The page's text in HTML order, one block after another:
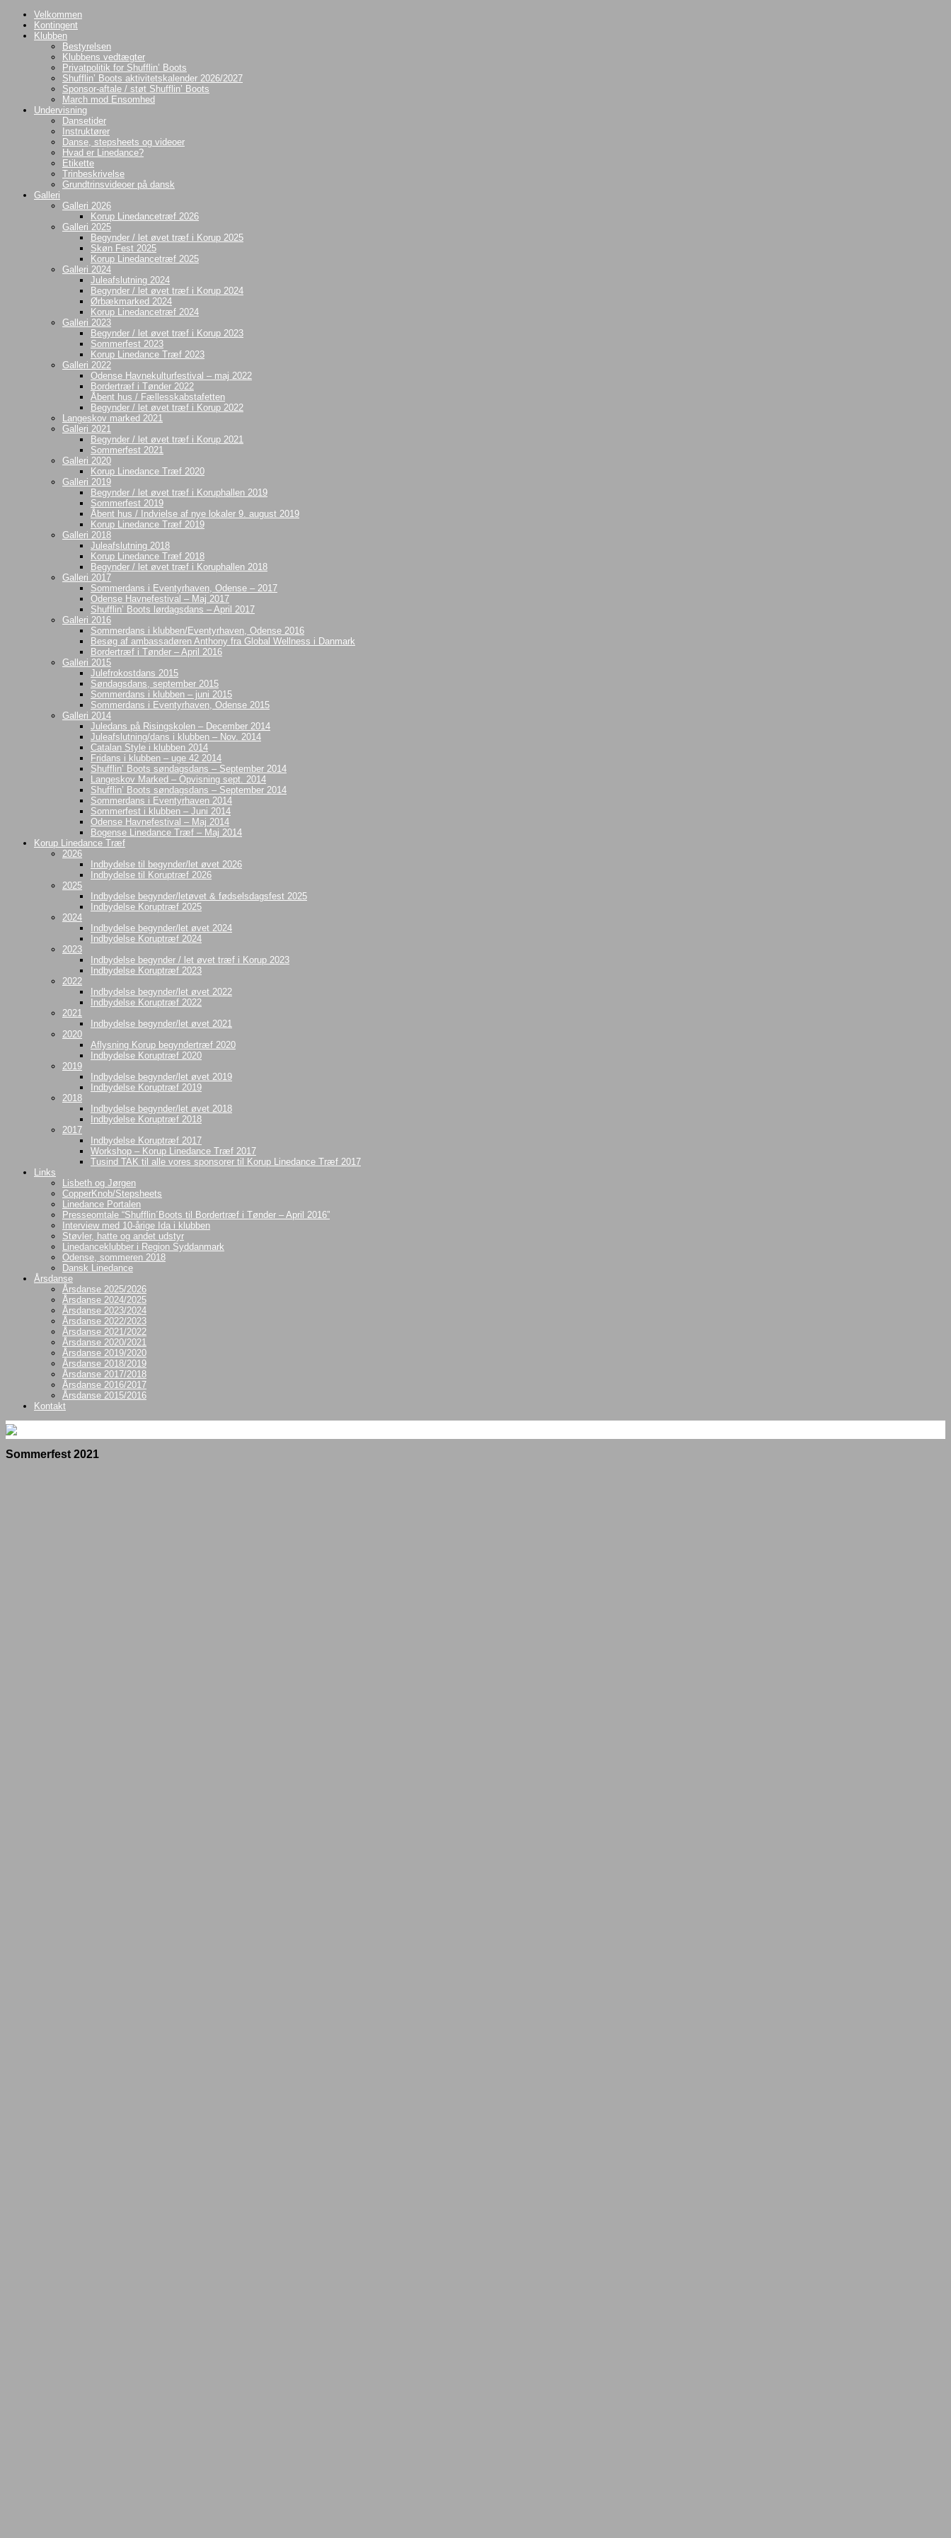
Videre
indhold
Velkommen
Kontingent
Klubben
Bestyrelsen
Klubbens vedtægter
Privatpolitik for Shufflin’ Boots
Shufflin’ Boots aktivitetskalender 2026/2027
Sponsor-aftale / støt Shufflin’ Boots
March mod Ensomhed
Undervisning
Dansetider
Instruktører
Danse, stepsheets og videoer
Hvad er Linedance?
Etikette
Trinbeskrivelse
Grundtrinsvideoer på dansk
Galleri
Galleri 2026
Korup Linedancetræf 2026
Galleri 2025
Begynder / let øvet træf i Korup 2025
Skøn Fest 2025
Korup Linedancetræf 2025
Galleri 2024
Juleafslutning 2024
Begynder / let øvet træf i Korup 2024
Ørbækmarked 2024
Korup Linedancetræf 2024
Galleri 2023
Begynder / let øvet træf i Korup 2023
Sommerfest 2023
Korup Linedance Træf 2023
Galleri 2022
Odense Havnekulturfestival – maj 2022
Bordertræf i Tønder 2022
Åbent hus / Fællesskabstafetten
Begynder / let øvet træf i Korup 2022
Langeskov marked 2021
Galleri 2021
Begynder / let øvet træf i Korup 2021
Sommerfest 2021
Galleri 2020
Korup Linedance Træf 2020
Galleri 2019
Begynder / let øvet træf i Koruphallen 2019
Sommerfest 2019
Åbent hus / Indvielse af nye lokaler 9. august 2019
Korup Linedance Træf 2019
Galleri 2018
Juleafslutning 2018
Korup Linedance Træf 2018
Begynder / let øvet træf i Koruphallen 2018
Galleri 2017
Sommerdans i Eventyrhaven, Odense – 2017
Odense Havnefestival – Maj 2017
Shufflin’ Boots lørdagsdans – April 2017
Galleri 2016
Sommerdans i klubben/Eventyrhaven, Odense 2016
Besøg af ambassadøren Anthony fra Global Wellness i Danmark
Bordertræf i Tønder – April 2016
Galleri 2015
Julefrokostdans 2015
Søndagsdans, september 2015
Sommerdans i klubben – juni 2015
Sommerdans i Eventyrhaven, Odense 2015
Galleri 2014
Juledans på Risingskolen – December 2014
Juleafslutning/dans i klubben – Nov. 2014
Catalan Style i klubben 2014
Fridans i klubben – uge 42 2014
Shufflin’ Boots søndagsdans – September 2014
Langeskov Marked – Opvisning sept. 2014
Shufflin’ Boots søndagsdans – September 2014
Sommerdans i Eventyrhaven 2014
Sommerfest i klubben – Juni 2014
Odense Havnefestival – Maj 2014
Bogense Linedance Træf – Maj 2014
Korup Linedance Træf
2026
Indbydelse til begynder/let øvet 2026
Indbydelse til Koruptræf 2026
2025
Indbydelse begynder/letøvet & fødselsdagsfest 2025
Indbydelse Koruptræf 2025
2024
Indbydelse begynder/let øvet 2024
Indbydelse Koruptræf 2024
2023
Indbydelse begynder / let øvet træf i Korup 2023
Indbydelse Koruptræf 2023
2022
Indbydelse begynder/let øvet 2022
Indbydelse Koruptræf 2022
2021
Indbydelse begynder/let øvet 2021
2020
Aflysning Korup begyndertræf 2020
Indbydelse Koruptræf 2020
2019
Indbydelse begynder/let øvet 2019
Indbydelse Koruptræf 2019
2018
Indbydelse begynder/let øvet 2018
Indbydelse Koruptræf 2018
2017
Indbydelse Koruptræf 2017
Workshop – Korup Linedance Træf 2017
Tusind TAK til alle vores sponsorer til Korup Linedance Træf 2017
Links
Lisbeth og Jørgen
CopperKnob/Stepsheets
Linedance Portalen
Presseomtale “Shufflin´Boots til Bordertræf i Tønder – April 2016”
Interview med 10-årige Ida i klubben
Støvler, hatte og andet udstyr
Linedanceklubber i Region Syddanmark
Odense, sommeren 2018
Dansk Linedance
Årsdanse
Årsdanse 2025/2026
Årsdanse 2024/2025
Årsdanse 2023/2024
Årsdanse 2022/2023
Årsdanse 2021/2022
Årsdanse 2020/2021
Årsdanse 2019/2020
Årsdanse 2018/2019
Årsdanse 2017/2018
Årsdanse 2016/2017
Årsdanse 2015/2016
Kontakt
Sommerfest 2021